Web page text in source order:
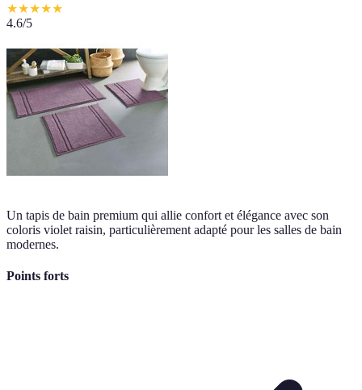
★★★★★
4.6/5
Un tapis de bain premium qui allie confort et élégance avec son
coloris violet raisin, particulièrement adapté pour les salles de bain
modernes.
Points forts